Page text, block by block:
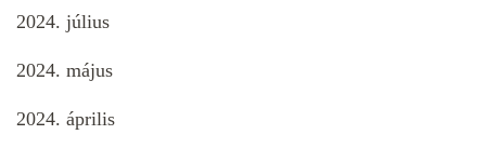
2024. július
2024. május
2024. április